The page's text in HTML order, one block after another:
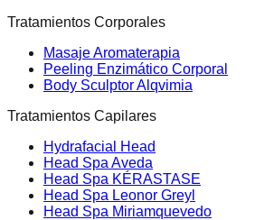
Tratamientos Corporales
Masaje Aromaterapia
Peeling Enzimático Corporal
Body Sculptor Alqvimia
Tratamientos Capilares
Hydrafacial Head
Head Spa Aveda
Head Spa KÉRASTASE
Head Spa Leonor Greyl
Head Spa Miriamquevedo